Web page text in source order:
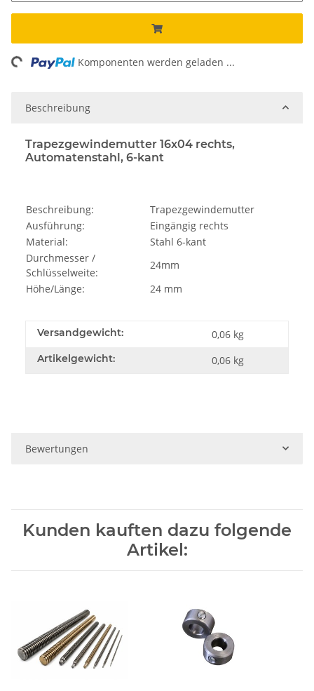
Komponenten werden geladen ...
Beschreibung
Trapezgewindemutter 16x04 rechts,
Automatenstahl, 6-kant
Beschreibung:
Trapezgewindemutter
Ausführung:
Eingängig rechts
Material:
Stahl 6-kant
Durchmesser /
Schlüsselweite:
24mm
Höhe/Länge:
24 mm
Versandgewicht: 0,06 kg
Artikelgewicht: 0,06 kg
Bewertungen
Kunden kauften dazu folgende
Artikel: